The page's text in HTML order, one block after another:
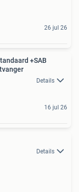
26 jul 26
+SAB
Details
16 jul 26
Details